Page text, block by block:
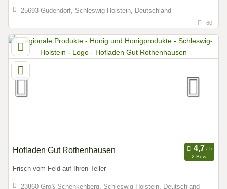
25693 Gudendorf, Schleswig-Holstein, Deutschland
60
Hofladen Gut Rothenhausen
2 Bew.
Frisch vom Feld auf Ihren Teller
23860 Groß Schenkenberg, Schleswig-Holstein, Deutschland